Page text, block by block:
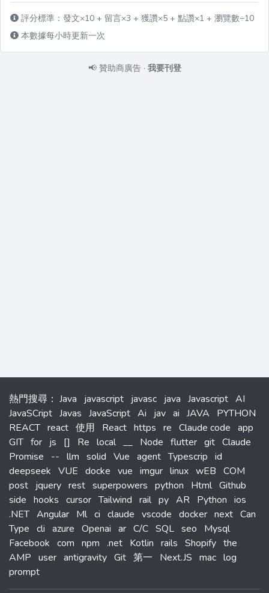
評分標準：發文×10 + 留言×3 + 獲讚×5 + 點讚×1 + 瀏覽數÷10
本數據每小時更新一次
📢 贊助商廣告 · 我要刊登
熱門搜尋 ： Java javascript javasc java Javascript AI
JavaSCript Javas JavaScript Ai jav ai JAVA
PYTHON
REACT react 使用 React https re Claude code app
GIT for js [] Re local __ Node flutter git Claude
Promise
-- llm solid Vue agent Typescrip id
deepseek VUE docke vue imgur linux wEB COM
post jquery rest superpowers python Html Github
side hooks cursor Tailwind rail py AR Python ios
.NET Angular Ml ci claude vscode docker next Can
Type cli azure Openai ar C/C SQL seo
Mysql
Facebook com npm .net Kotlin rails Shopify the
AMP user antigravity Git 第一 Next.JS mac log
prompt